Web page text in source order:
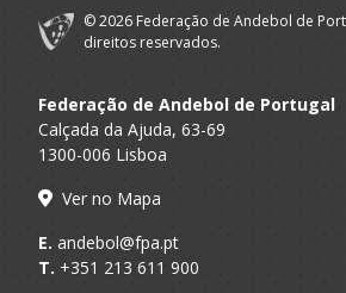
2020/21
A.A. Aveiro
Associacao
Artistica Avanca
Associacao
2019/20
© 2026 Federação de Andebol de
direitos reservados.
Federação de Andebol de Portugal
Calçada da Ajuda, 63-69
1300-006 Lisboa
Ver no Mapa
E. andebol@fpa.pt
T. +351 213 611 900